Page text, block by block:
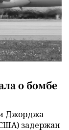
о бомбе
Джорджа
задержан